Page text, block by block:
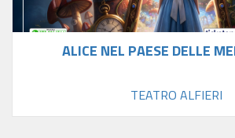
ALICE NEL PAESE DELLE
TEATRO ALFIERI